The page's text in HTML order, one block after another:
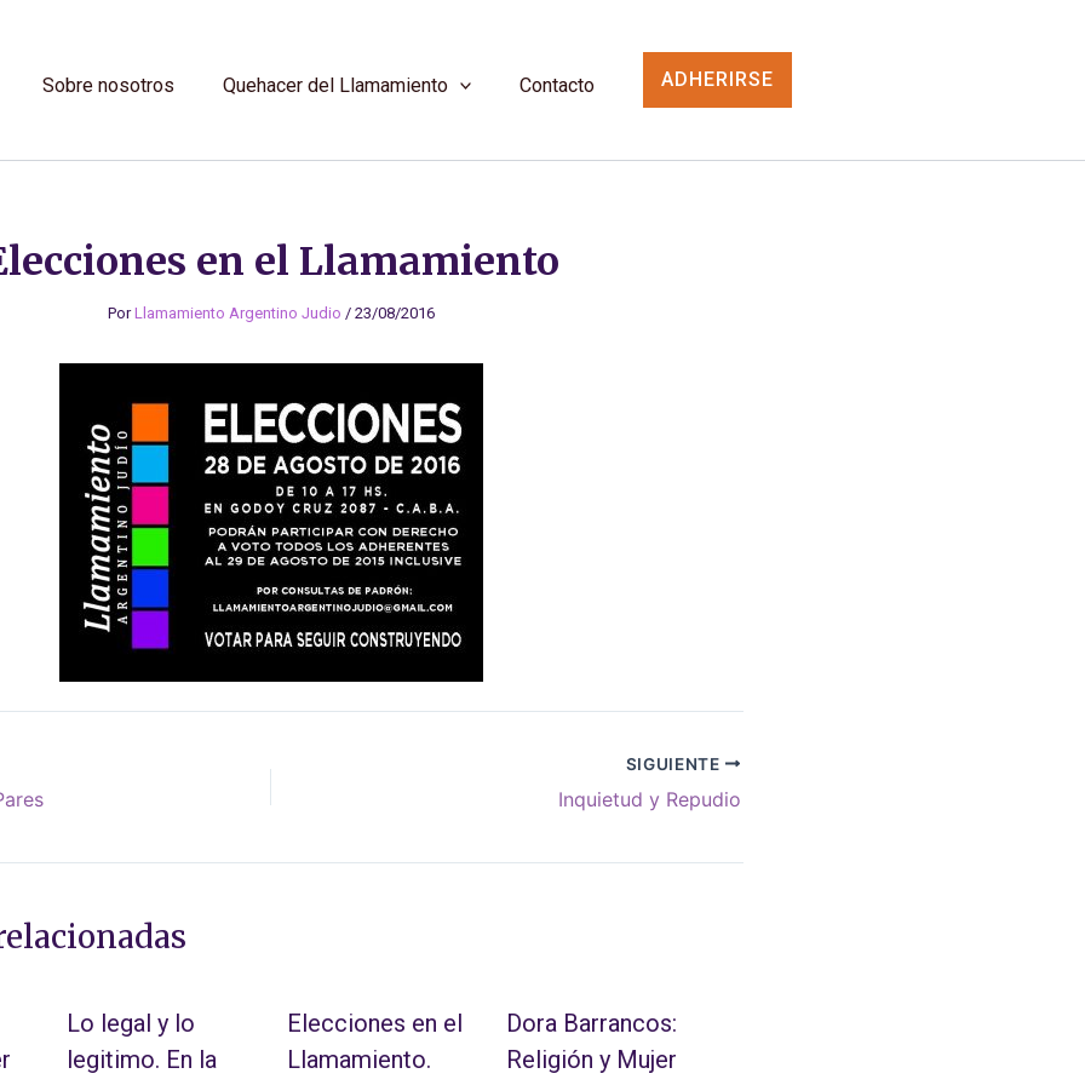
Sobre nosotros Quehacer del Llamamiento Contacto ADHERIRSE
en el Llamamiento
PorLlamamiento Argentino Judio / 23/08/2016
SIGUIENTE
Inquietud y Repudio
Lo legal y lo
legitimo. En la
Elecciones en el
Llamamiento.
Dora Barrancos:
Religión y Mujer